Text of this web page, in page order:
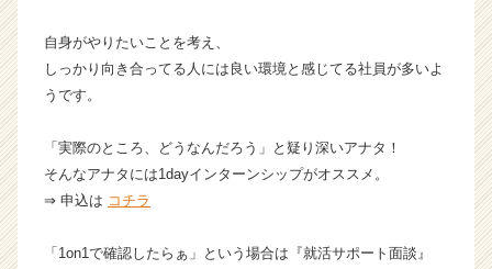
キ
ャ
（C
C
自身がやりたいことを考え、
しっかり向き合ってる人には良い環境と感じてる社員が多いよ
うです。
「実際のところ、どうなんだろう」と疑り深いアナタ！
そんなアナタには1dayインターンシップがオススメ。
⇒ 申込は コチラ
「1on1で確認したらぁ」という場合は『就活サポート面談』